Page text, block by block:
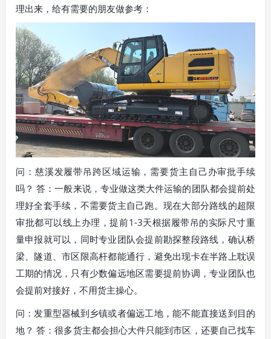
理出来，给有需要的朋友做参考：
问：慈溪发履带吊跨区域运输，需要货主自己办审批手续
吗？ 答：一般来说，专业做这类大件运输的团队都会提前处
理好全套手续，不需要货主自己跑。现在大部分路线的超限
审批都可以线上办理，提前1-3天根据履带吊的实际尺寸重
量申报就可以，同时专业团队会提前勘探整段路线，确认桥
梁、隧道、市区限高杆都能通行，避免出现卡在半路上耽误
工期的情况，只有少数偏远地区需要提前协调，专业团队也
会提前对接好，不用货主操心。
问：发重型器械到乡镇或者偏远工地，能不能直接送到目的
地？ 答：很多货主都会担心大件只能到市区，还要自己找车